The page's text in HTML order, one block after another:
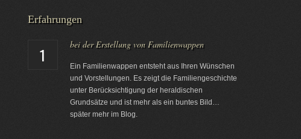
Erfahrungen
1 bei der Erstellung von Familienwappen
Ein Familienwappen entsteht aus Ihren Wünschen
und Vorstellungen. Es zeigt die Familiengeschichte
unter Berücksichtigung der heraldischen
Grundsätze und ist mehr als ein buntes Bild…
später mehr im Blog.